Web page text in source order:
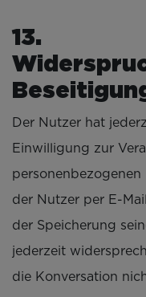
Der Nutzer hat
Einwilligung zur
der Nutzer per E-
der Speicherung
jederzeit
die Konversation